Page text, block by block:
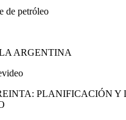
de petróleo
ARGENTINA
PLANIFICACIÓN Y